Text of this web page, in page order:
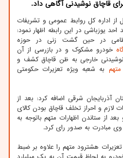
از اداره کل روابط عمومی و تشریفات
یوزباشی در این رابطه اظهار نمود:
در حین گشت زنی در حوزه
خودرو مشکوک و در بازرسی از آن
و ۳۷۶ بطری نوشیدنی خارجی به ظن قاچاق کشف و
متهم به شعبه ویژه تعزیرات حکومتی
آذربایجان شرقی اضافه کرد: بعد از
لازم و احراز تخلف قاچاق بودن کالای
از ستاندن اظهارات متهم باتوجه به
وی مبادرت به صدور رای کرد.
هشترود متهم را علاوه بر ضبط